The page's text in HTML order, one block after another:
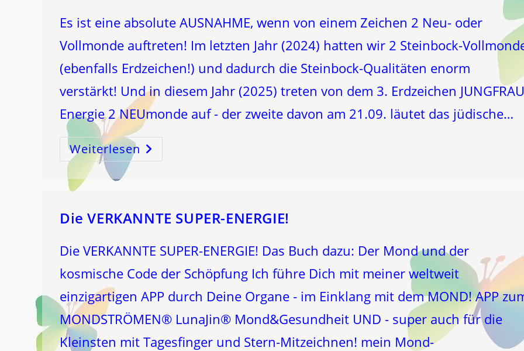
Es ist eine absolute AUSNAHME, wenn von einem Zeichen 2 Neu- oder
Vollmonde auftreten! Im letzten Jahr (2024) hatten wir 2 Steinbock-
(ebenfalls Erdzeichen!) und dadurch die Steinbock-Qualitäten enorm
verstärkt! Und in diesem Jahr (2025) treten von dem 3. Erdzeichen
Energie 2 NEUmonde auf - der zweite davon am 21.09. läutet das jüdische…
Weiterlesen JUNGFRAU-
NEUMOND!
Der
Ausnahmsweise
ZWEI(!!!!)
Im
Jahr!
Die VERKANNTE SUPER-ENERGIE!
Die VERKANNTE SUPER-ENERGIE! Das Buch dazu: Der Mond und der
kosmische Code der Schöpfung Ich führe Dich mit meiner weltweit
einzigartigen APP durch Deine Organe - im Einklang mit dem MOND! APP
MONDSTRÖMEN® LunaJin® Mond&Gesundheit UND - super auch für die
Kleinsten mit Tagesfinger und Stern-Mitzeichnen! mein Mond-